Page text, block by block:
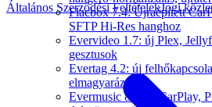
Flacbox 7.4: Újraépített
SFTP Hi-Res hanghoz
Evervideo 1.7: új Plex,
gesztusok
Evertag 4.2: új
elmagyarázva
Evermusic 8.6: új CarPlay,
Általános Szerződési FeltételekJogi